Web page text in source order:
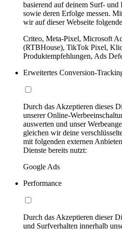
basierend auf deinem Surf- und
sowie deren Erfolge messen.
wir auf dieser Webseite
Criteo, Meta-Pixel, Microsoft
(RTBHouse), TikTok Pixel,
Produktempfehlungen, Ads
Erweitertes Conversion-
Durch das Akzeptieren dieses
unserer Online-
auswerten und unser
gleichen wir deine
mit folgenden externen
Dienste bereits nutzt:
Google Ads
Performance
Durch das Akzeptieren dieser
und Surfverhalten innerhalb